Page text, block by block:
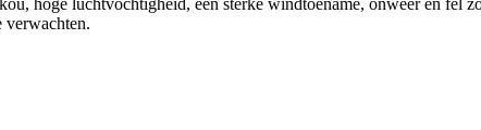
hoge luchtvochtigheid, een sterke windtoename, onweer en
verwachten.